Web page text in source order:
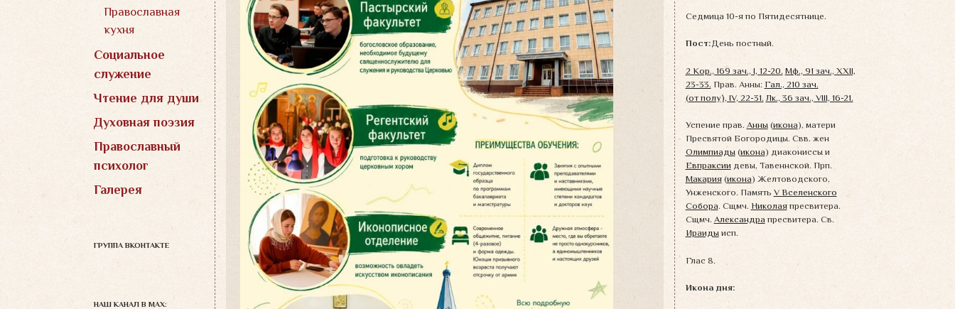
Православная
кухня
Социальное
служение
Чтение для души
Духовная поэзия
Православный
психолог
Галерея
ГРУППА ВКОНТАКТЕ
НАШ КАНАЛ В MAX:
Седмица 10-я по Пятидесятнице.
Пост:День постный.
2 Кор., 169 зач., I, 12-20. Мф., 91 зач., XXII,
23-33. Прав. Анны: Гал., 210 зач.
(от полу́), IV, 22-31. Лк., 36 зач., VIII, 16-21.
Успение прав. Анны(икона), матери
Пресвятой Богородицы. Свв. жен
Олимпиады(икона) диакониссы и
Евпраксии девы, Тавеннской. Прп.
Макария(икона) Желтоводского,
Унженского. Память V Вселенского
Собора. Сщмч. Николаяпресвитера.
Сщмч. Александра пресвитера. Св.
Ираидыисп.
Глас 8.
Икона дня: